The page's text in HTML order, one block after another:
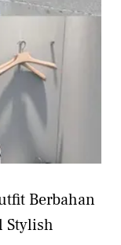
Berbahan
Stylish